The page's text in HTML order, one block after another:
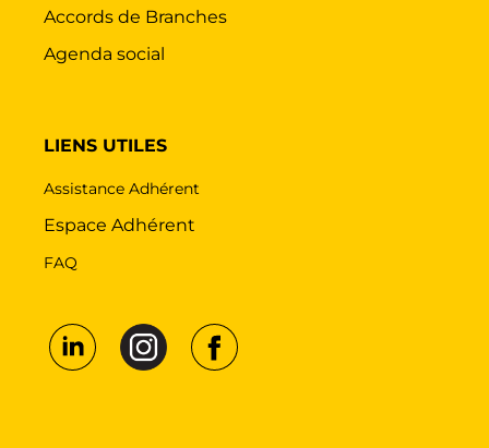
Accords de Branches
Agenda social
LIENS UTILES
Assistance Adhérent
Espace Adhérent
FAQ